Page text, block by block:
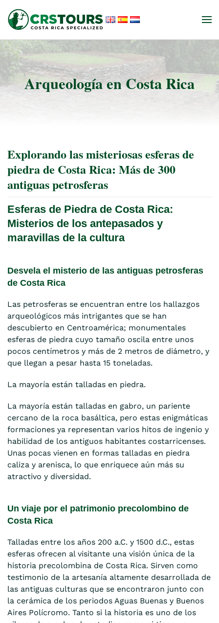
Ir al contenido principal
Arqueología en Costa Rica
Explorando las misteriosas esferas de
piedra de Costa Rica: Más de 300
antiguas petrosferas
Esferas de Piedra de Costa Rica:
Misterios de los antepasados y
maravillas de la cultura
Desvela el misterio de las antiguas petrosferas
de Costa Rica
Las petrosferas se encuentran entre los hallazgos
arqueológicos más intrigantes que se han
descubierto en Centroamérica; monumentales
esferas de piedra cuyo tamaño oscila entre unos
pocos centímetros y más de 2 metros de diámetro, y
que llegan a pesar hasta 15 toneladas.
La mayoría están talladas en piedra.
La mayoría están talladas en gabro, un pariente
cercano de la roca basáltica, pero estas enigmáticas
formaciones ya representan varios hitos de ingenio y
habilidad de los antiguos habitantes costarricenses.
Unas pocas vienen en formas talladas en piedra
caliza y arenisca, lo que enriquece aún más su
atractivo y diversidad.
Un viaje por el patrimonio precolombino de
Costa Rica
Talladas entre los años 200 a.C. y 1500 d.C., estas
esferas ofrecen al visitante una visión única de la
historia precolombina de Costa Rica. Sirven como
testimonio de la artesanía altamente desarrollada de
las antiguas culturas que se encontraron junto con
la cerámica de los periodos Aguas Buenas y Buenos
Aires Polícromo. Tanto si la historia es uno de los